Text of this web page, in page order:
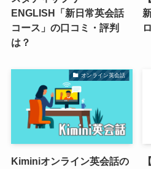
ENGLISH「新日常英会話
コース」の口コミ・評判
は？
オンライン英会話
Kiminiオンライン英会話の